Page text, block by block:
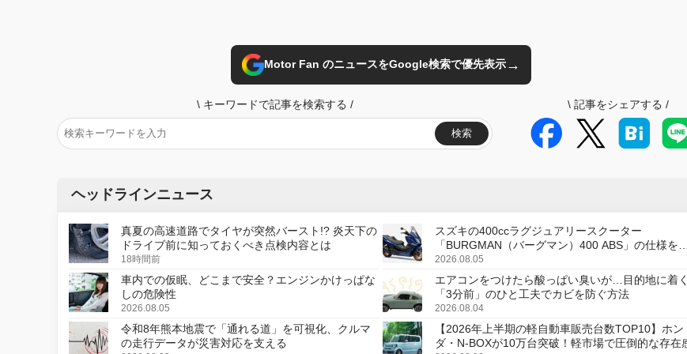
Motor Fan のニュースをGoogle検索で優先表示→
\ キーワードで記事を検索する /
検索
\ 記事をシェアする /
ヘッドラインニュース
真夏の高速道路でタイヤが突然バースト!? 炎天下の
ドライブ前に知っておくべき点検内容とは
18時間前
スズキの400ccラグジュアリースクーター
「BURGMAN（バーグマン）400 ABS」の仕様を変
更し、8月18日に発売
2026.08.05
車内での仮眠、どこまで安全？エンジンかけっぱな
しの危険性
2026.08.05
エアコンをつけたら酸っぱい臭いが…目的地に着く
「3分前」のひと工夫でカビを防ぐ方法
2026.08.04
令和8年熊本地震で「通れる道」を可視化、クルマ
の走行データが災害対応を支える
【2026年上半期の軽自動車販売台数TOP10】ホン
ダ・N-BOXが10万台突破！軽市場で圧倒的な存在